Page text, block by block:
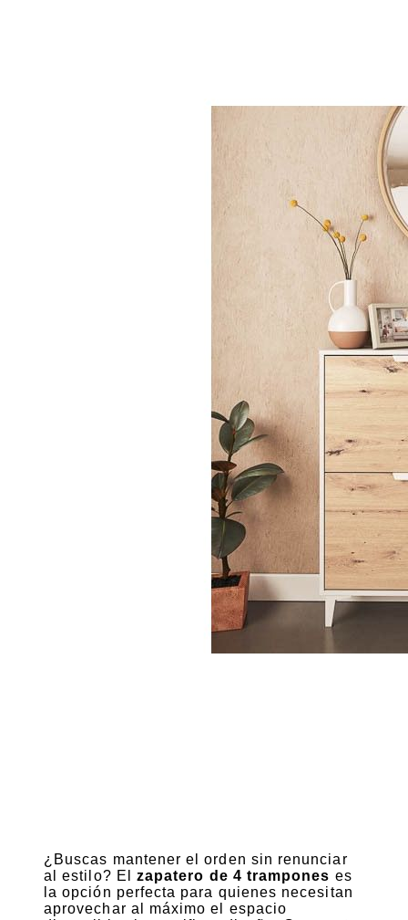
¿Buscas mantener el orden sin renunciar
al estilo? El zapatero de 4 trampones es
la opción perfecta para quienes necesitan
aprovechar al máximo el espacio